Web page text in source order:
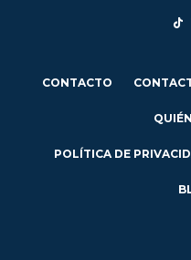
CONTACTO
POLÍTICA DE